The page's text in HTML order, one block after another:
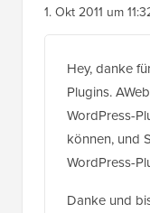
1. Okt 2011 um
Hey, danke
Plugins.
WordPress-
können, und
WordPress-
Danke und